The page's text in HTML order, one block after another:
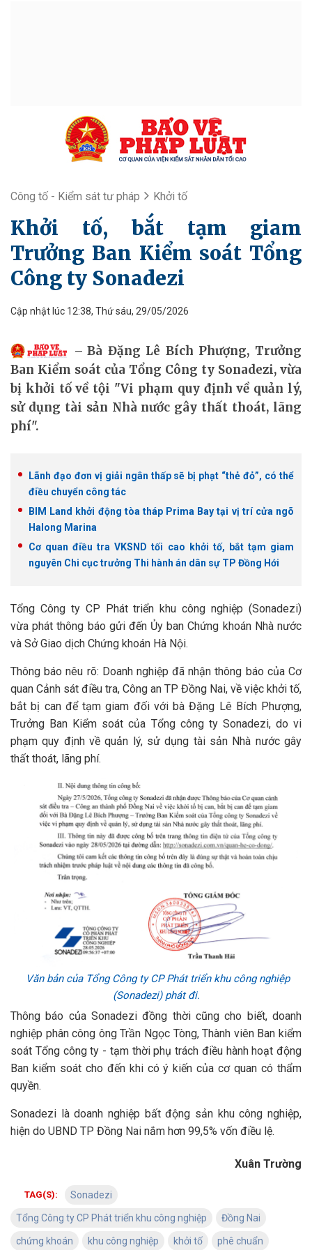
Công tố - Kiểm sát tư pháp Khởi tố
Khởi tố, bắt tạm giam
Trưởng Ban Kiểm soát Tổng
Công ty Sonadezi
Cập nhật lúc 12:38, Thứ sáu, 29/05/2026
Bà Đặng Lê Bích Phượng, Trưởng
Ban Kiểm soát của Tổng Công ty Sonadezi, vừa
bị khởi tố về tội "Vi phạm quy định về quản lý,
sử dụng tài sản Nhà nước gây thất thoát, lãng
phí".
Lãnh đạo đơn vị giải ngân thấp sẽ bị phạt “thẻ đỏ”, có thể
điều chuyển công tác
BIM Land khởi động tòa tháp Prima Bay tại vị trí cửa ngõ
Halong Marina
Cơ quan điều tra VKSND tối cao khởi tố, bắt tạm giam
nguyên Chi cục trưởng Thi hành án dân sự TP Đồng Hới
Tổng Công ty CP Phát triển khu công nghiệp (Sonadezi)
vừa phát thông báo gửi đến Ủy ban Chứng khoán Nhà nước
và Sở Giao dịch Chứng khoán Hà Nội.
Thông báo nêu rõ: Doanh nghiệp đã nhận thông báo của Cơ
quan Cảnh sát điều tra, Công an TP Đồng Nai, về việc khởi tố,
bắt bị can để tạm giam đối với bà Đặng Lê Bích Phượng,
Trưởng Ban Kiểm soát của Tổng công ty Sonadezi, do vi
phạm quy định về quản lý, sử dụng tài sản Nhà nước gây
thất thoát, lãng phí.
Văn bản của Tổng Công ty CP Phát triển khu công nghiệp
(Sonadezi) phát đi.
Thông báo của Sonadezi đồng thời cũng cho biết, doanh
nghiệp phân công ông Trần Ngọc Tòng, Thành viên Ban kiểm
soát Tổng công ty - tạm thời phụ trách điều hành hoạt động
Ban kiểm soát cho đến khi có ý kiến của cơ quan có thẩm
quyền.
Sonadezi là doanh nghiệp bất động sản khu công nghiệp,
hiện do UBND TP Đồng Nai nắm hơn 99,5% vốn điều lệ.
Xuân Trường
TAG(S): Sonadezi
Tổng Công ty CP Phát triển khu công nghiệp Đồng Nai
chứng khoán khu công nghiệp khởi tố phê chuẩn